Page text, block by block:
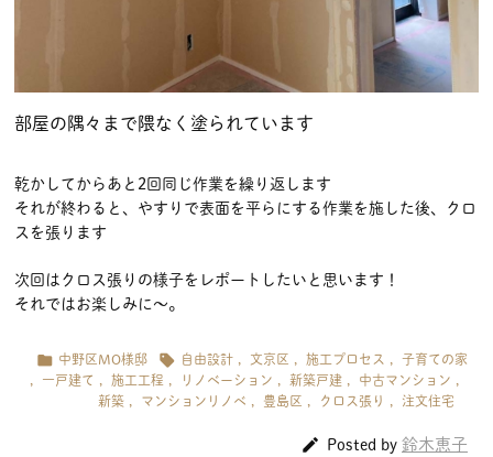
部屋の隅々まで隈なく塗られています
乾かしてからあと2回同じ作業を繰り返します
それが終わると、やすりで表面を平らにする作業を施した後、クロ
スを張ります
次回はクロス張りの様子をレポートしたいと思います！
それではお楽しみに〜。
 中野区MO様邸  自由設計 文京区 施工プロセス
子育ての家
一戸建て 施工工程 リノベーション 新築戸建 中古マンション
新築
マンションリノベ 豊島区 クロス張り 注文住宅
 Posted by 鈴木恵子